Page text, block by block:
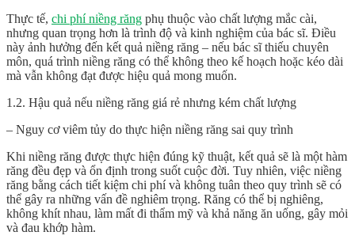
Thực tế, chi phí niềng răng phụ thuộc vào chất lượng mắc cài,
nhưng quan trọng hơn là trình độ và kinh nghiệm của bác sĩ. Điều
này ảnh hưởng đến kết quả niềng răng – nếu bác sĩ thiếu chuyên
môn, quá trình niềng răng có thể không theo kế hoạch hoặc kéo dài
mà vẫn không đạt được hiệu quả mong muốn.
1.2. Hậu quả nếu niềng răng giá rẻ nhưng kém chất lượng
– Nguy cơ viêm tủy do thực hiện niềng răng sai quy trình
Khi niềng răng được thực hiện đúng kỹ thuật, kết quả sẽ là một hàm
răng đều đẹp và ổn định trong suốt cuộc đời. Tuy nhiên, việc niềng
răng bằng cách tiết kiệm chi phí và không tuân theo quy trình sẽ có
thể gây ra những vấn đề nghiêm trọng. Răng có thể bị nghiêng,
không khít nhau, làm mất đi thẩm mỹ và khả năng ăn uống, gây mỏi
và đau khớp hàm.